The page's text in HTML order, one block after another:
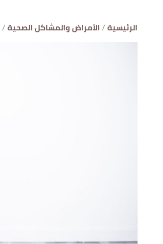
الرئيسية الأمراض والمشاكل الصحية